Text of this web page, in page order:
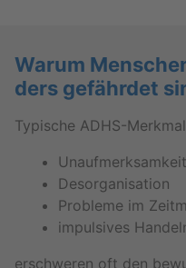
Warum
ders ge­fähr­det
Ty­pi­sche ADHS-
Un­auf­merk­sam­keit
Des­or­ga­ni­sa­ti­on
Pro­ble­me im
im­pul­si­ves
er­schwe­ren oft den